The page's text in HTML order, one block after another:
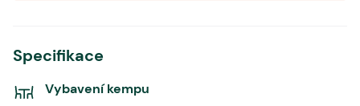
Specifikace
Vybavení kempu